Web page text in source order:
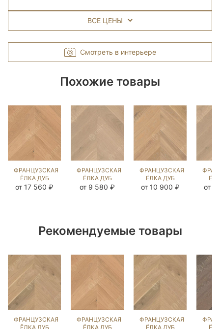
ВСЕ ЦЕНЫ
Смотреть в интерьере
Похожие товары
ФРАНЦУЗСКАЯ
ЁЛКА ДУБ
ПРИНСТОН
от 17 560 ₽
ФРАНЦУЗСКАЯ
ЁЛКА ДУБ
ЭШЛИ
от 9 580 ₽
ФРАНЦУЗСКАЯ
ЁЛКА ДУБ
ВЕРДЖН
от 10 900 ₽ от
Рекомендуемые товары
ФРАНЦУЗСКАЯ
ЁЛКА ДУБ
ФРАНЦУЗСКАЯ
ЁЛКА ДУБ
ФРАНЦУЗСКАЯ
ЁЛКА ДУБ